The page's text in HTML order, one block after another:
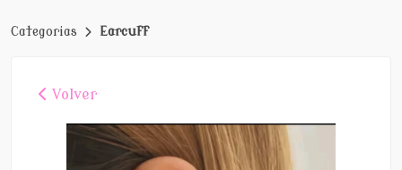
Categorias Earcuff
Volver